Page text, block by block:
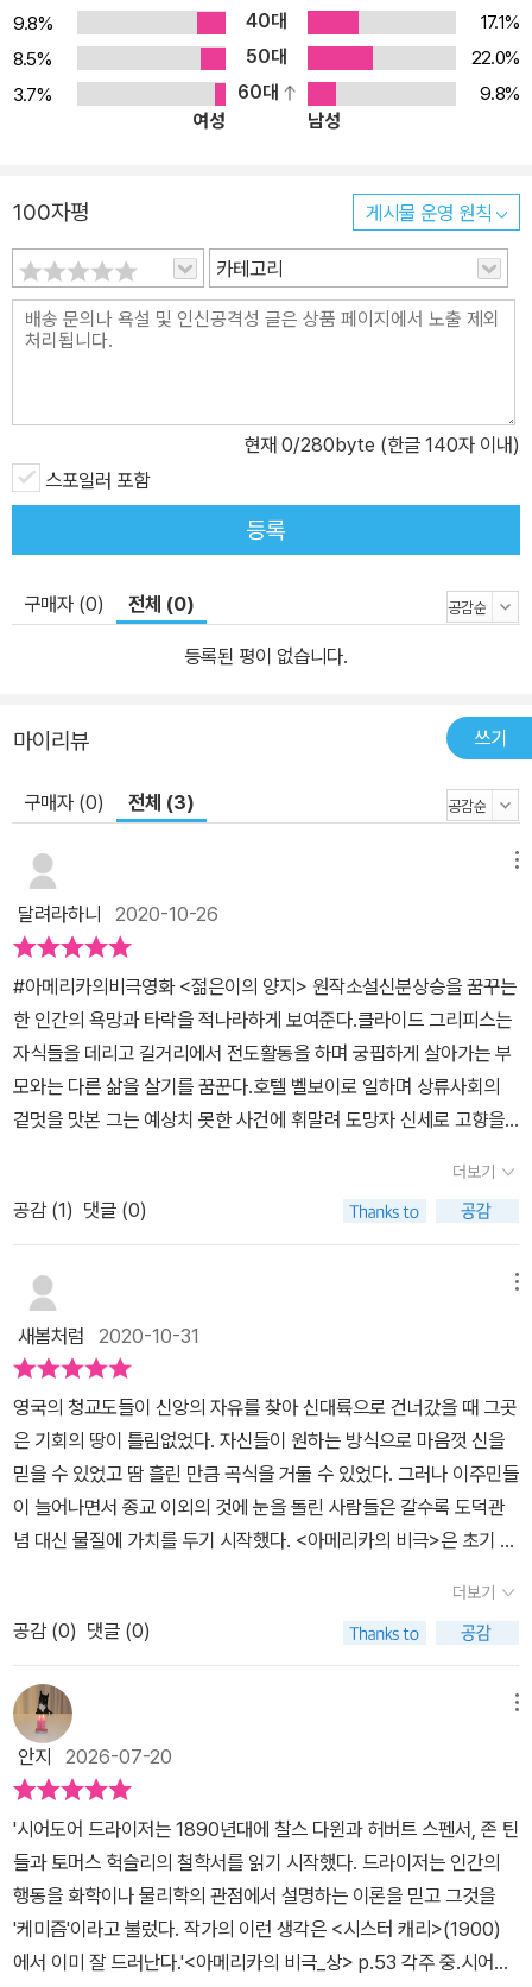
의 삶에 절대적인 영향을 끼친다. 작품 속에서는 등장인물들에게 자
유의지를 행사하며 누추한 삶을 개선할 여지가 좀처럼 주어지지 않는
다. 이처럼 사회적 부조리와 개인의 모순을 극적으로 다루었다는 측
면에서 이 작품은 오늘날 미국판 『죄와 벌』이라는 평을 받고 있다. 또
해도 과언이 아닐 정도로 길거리 전도사부터 시골 농부, 사업가, 법조
인에 이르기까지 등장인물의 스펙트럼이 무척 넓다. 지리적 배경도
애디론댁산맥을 중심으로 미국 전역을 포함하다시피 한다. 시어도어
드라이저는 이 작품을 당시 사회의 총체적인 모습을 보여 주는 거울
이라 생각했다. 『아메리카의 비극』은 그러한 그의 의도에 부합하는
대작이다. 영화 <젊은이의 양지> 원작 소설이자 미국판 『죄와 벌』 드
에 실제로 일어난 악명 높은 ‘질레트-브라운 사건’을 모티프로 삼았
다. 1906년 뉴욕주 북부 애디론댁산맥 빅무스호수에서 그레이스 브
라운이라는 젊은 여성이 뒤집힌 보트와 함께 시체로 발견됐는데, 이
사건의 범인으로 연인인 체스터 질레트가 체포된 이 사건에 영감을
받은 작가는 해당 기사 내용을 오랫동안 간직하며 작품을 구상하다 1
920년경부터 본격적으로 집필에 착수했다. 그 결과물이 바로 『아메
리카의 비극』이다. 작품 속의 주인공 클라이드 그리피스가 로버타를
호수로 유인하는 장면 등은 모두 실제 사건의 영향을 받았다. 작가는
C와 G를 따서 만들었다. 이처럼 현실을 바탕으로 한 이 작품은 다른
소설에 비해 사건이나 인물 간의 관계가 훨씬 사실적이다. 드라이저
는 이 작품에서 미국인들이 소중하게 생각해 온 가치인 ‘아메리칸 드
림(American Dream)’에 깊은 의문을 품는다. 처음 아메리카에 도
착한 청교도들에게 신대륙은 종교 자유와 풍요로움의 기회를 가진 땅
이었다. 문제는 자본주의가 발달할수록 사회 구조가 부를 향유한 사
람은 계속 그 지위를 누리는 반면, 그렇지 못한 사람은 상류층에 편입
되기 힘든 계층의 고착화가 일어났다는 점이다. 하류 계층에 속한 사
람들로서는 상류 계층에 편입한다는 게 그야말로 ‘꿈’에 지나지 않게
된 것이다. 이 소설에서 보이는 인물 간의 갈등은 모두 이런 구조적인
문제점에서 기인한다. 이러한 문제점은 오늘날 한국 사회에서도 고스
란히 드러나고 있기에 이 작품은 현대 독자에게도 시사하는 바가 많
다. 『아메리카의 비극』은 1920년대 두 차례 걸쳐 희곡으로 각색되어
으며 이후 1951년에 조지 스티븐스 감독이 몽고메리 클리프트, 엘리
제목으로 다시 영화화했다. 특히 <젊은이의 양지>는 아카데미상 6개
다.
9.8% 40대
17.1%
8.5%
50대
22.0%
3.7%
60대
9.8%
여성
남성
100자평 게시물 운영 원칙
카테고리
현재 0/280byte (한글 140자 이내)
스포일러 포함
등록
구매자 (0) 전체 (0)
등록된 평이 없습니다.
마이리뷰 쓰기
구매자 (0) 전체 (3)
달려라하니 2020-10-26
#아메리카의비극영화 <젊은이의 양지> 원작소설신분상승을 꿈꾸는
한 인간의 욕망과 타락을 적나라하게 보여준다.클라이드 그리피스는
자식들을 데리고 길거리에서 전도활동을 하며 궁핍하게 살아가는 부
모와는 다른 삶을 살기를 꿈꾼다.호텔 벨보이로 일하며 상류사회의
겉멋을 맛본 그는 예상치 못한 사건에 휘말려 도망자 신세로 고향을
새뮤얼 그리피스를 만나 도움을 요청하고 큰아버지가 운영하는 공장
에서 일하게 된다.그간 여자로부터 사랑을 얻지 못하던 그는, 같은 공
장에서 일하는 시골 처녀 로버타와 비밀리에 사귀며 서로에게 깊이
빠져들지만 가난한 그녀와 결혼을 할 수는 없다고 생각한다.한편, 그
리피스 가문의 사람이라는 이유로 상류층과 교류하게 된 그는 동경해
마지 않던 부유하고 아름다운 손드라 핀칠리의 관심과 애정을 얻자
로버타와 헤어질 궁리를 하는데......인간의 도덕성과 양심이 욕망 앞
에 굴복하는 과정이 복잡하고 섬세한 심리묘사를 통해 그려진다.엄청
나게 많은 인물들이 등장하는데 각각의 캐릭터가 입체적이고 개성있
다. 100년전에 씌어진 소설이지만 부를 획득함으로써 신분상승이 이
루어지는 것은 시대를 뛰어넘는 씁쓸한 진실이기도 하다.<위대한 개
츠비>와 같은 해인 1925년에 출간되었고 주인공인 클라이드 그리피
스가 개츠비와 비슷하다는 평가를 받는다는데 나는 프랑스영화 '태양
은 가득히'를 떠올렸다.#시어도어드라이저 #젊은이의양지 #위대한
더보기
공감 (1) 댓글 (0)
새봄처럼 2020-10-31
영국의 청교도들이 신앙의 자유를 찾아 신대륙으로 건너갔을 때 그곳
은 기회의 땅이 틀림없었다. 자신들이 원하는 방식으로 마음껏 신을
믿을 수 있었고 땀 흘린 만큼 곡식을 거둘 수 있었다. 그러나 이주민들
이 늘어나면서 종교 이외의 것에 눈을 돌린 사람들은 갈수록 도덕관
념 대신 물질에 가치를 두기 시작했다. <아메리카의 비극>은 초기 이
면서 다양한 인물들의 욕망을 선명히 드러낸다.기회의 땅이라 불렸으
나 모든 이에게 골고루 기회가 돌아가지 못했던 시대상은 비단 과거
에 머물지 않는다. 자본주의가 퍼지고 계층 간의 격차가 심각하게 벌
어진 모습이 낯설지 않다. 가난한 집안에서 태어나 제대로 교육받지
못한 클라이드가 신분 상승을 바라며 몸부림치다 인생을 망치는 과정
은 현시대와 비슷하지 않은가. 가진 자는 점점 더 많이 가지게 되고 없
는 자는 그조차도 보전하기 힘든 사회구조는 미국뿐 아니라 세계 곳
곳에 여전히 존재한다. 욕망을 가진 인간이 적당히 만족스럽게 살아
갈 수 있다면 얼마나 좋을까마는 욕망이나 만족의 정도가 천차만별이
니 최저 기준을 잡는 문제는 앞으로도 풀기 힘들 수밖에 없을 듯하다.
더 좋은 옷, 좋은 집, 가고 싶은 길로 갈 수 있는 삶을 꿈꾼 아들과 이
를 죄악시하는 어머니의 구도가 특히 흥미롭다. 아름다움과 부, 지위
더보기
공감 (0) 댓글 (0)
안지 2026-07-20
'시어도어 드라이저는 1890년대에 찰스 다윈과 허버트 스펜서, 존 틴
들과 토머스 헉슬리의 철학서를 읽기 시작했다. 드라이저는 인간의
행동을 화학이나 물리학의 관점에서 설명하는 이론을 믿고 그것을
'케미즘'이라고 불렀다. 작가의 이런 생각은 <시스터 캐리>(1900)
에서 이미 잘 드러난다.'<아메리카의 비극_상> p.53 각주 중.시어도